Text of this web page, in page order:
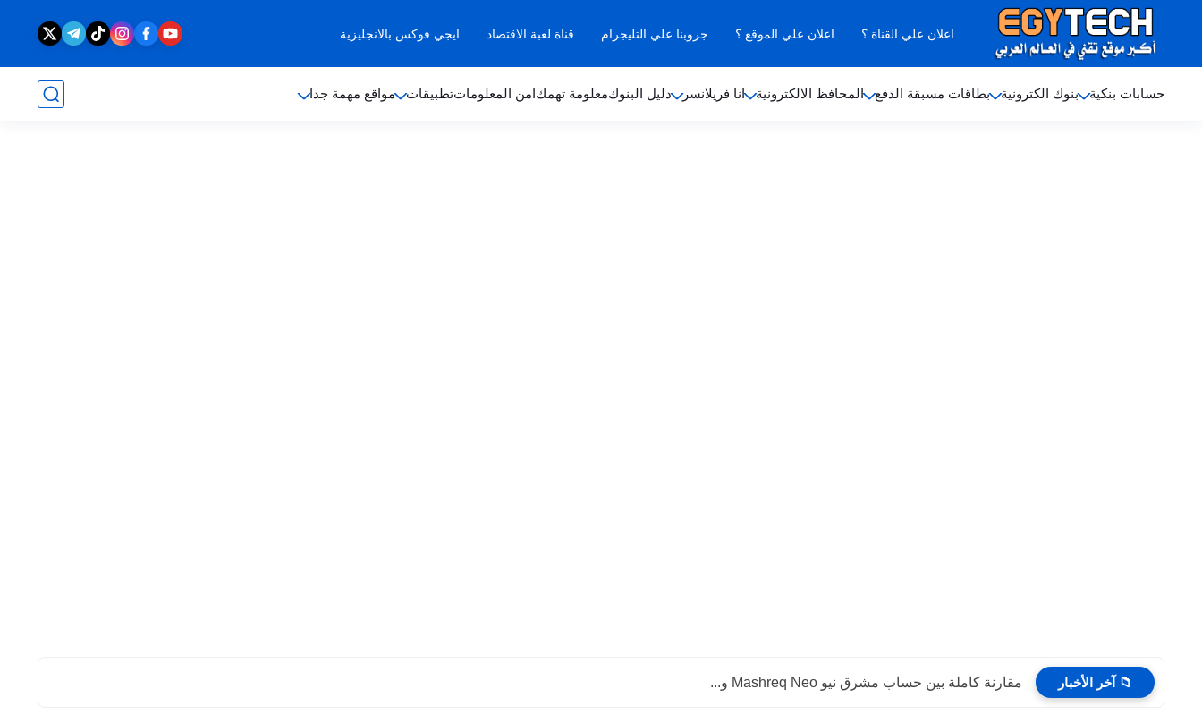
اعلان علي القناة ؟ اعلان علي الموقع ؟ جروبنا علي التليجرام قناة لعبة الاقتصاد ايجي فوكس بالانجليزية
حسابات بنكية بنوك الكترونية بطاقات مسبقة الدفع المحافظ الالكترونية انا فريلانسر دليل البنوكمعلومة تهمكامن المعلوماتتطبيقات مواقع مهمة جدا
📁 آخر الأخبار مقارنة كاملة بين حساب مشرق نيو Mashreq Neo و...